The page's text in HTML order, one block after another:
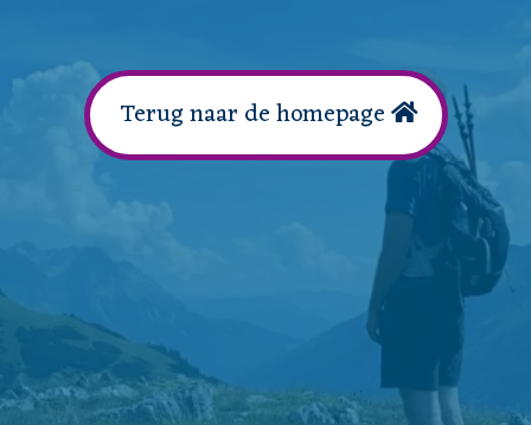
Terug naar de homepage